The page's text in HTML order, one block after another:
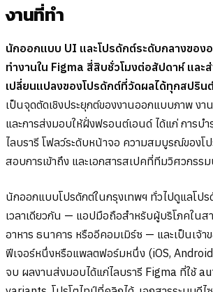
งานที่ทำ
นักออกแบบ UI และโปรดักต์ระดับกลางของ
ทำงานใน Figma สี่สิบชั่วโมงต่อสัปดาห์ และ
เปลี่ยนแปลงของโปรดักต์ที่วัดผลได้ทุกสปริน
เป็นจุดตัดเชิงประยุกต์ของงานออกแบบภาพ ง
และการส่งมอบให้ฝั่งฟรอนต์เอนด์ ได้แก่ การบ
ไลบรารี โฟลว์ระดับหน้าจอ ความสมบูรณ์ของโป
สอบการเข้าถึง และเอกสารสเปคที่ทีมวิศวกรร
นักออกแบบโปรดักต์ในกรุงเทพฯ ทั่วไปดูแลโป
เวลาเดียวกัน — แอปมือถือสำหรับผู้บริโภคในส
อาหาร ธนาคาร หรืออีคอมเมิร์ซ — และเป็นเจ้า
ฟีเจอร์หนึ่งหรือแพลตฟอร์มหนึ่ง (iOS,
จบ ผลงานส่งมอบได้แก่ไลบรารี Figma ที่ใช้